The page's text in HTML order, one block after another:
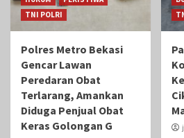
TNI POLRI
Polres Metro Bekasi
Gencar Lawan
Peredaran Obat
Terlarang, Amankan
Diduga Penjual Obat
Keras Golongan G